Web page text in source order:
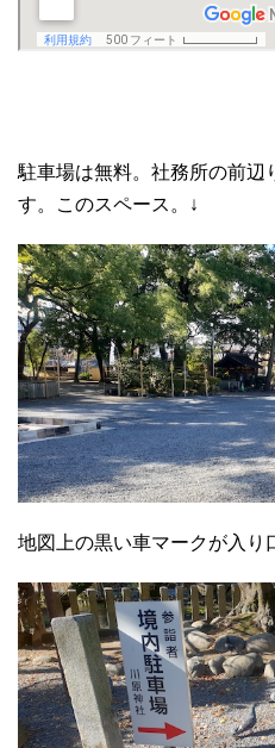
駐車場は無料。社務所の前辺
す。このスペース。↓
地図上の黒い車マークが入り